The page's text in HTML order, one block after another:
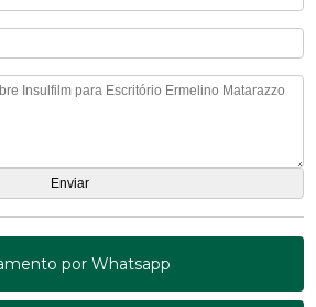
por Whatsapp